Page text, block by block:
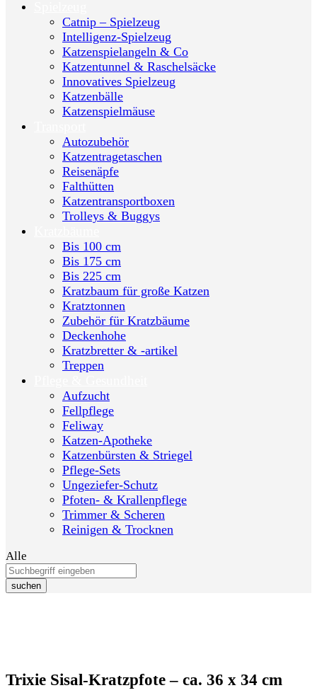
Catnip – Spielzeug
Intelligenz-Spielzeug
Katzenspielangeln & Co
Katzentunnel & Raschelsäcke
Innovatives Spielzeug
Katzenbälle
Katzenspielmäuse
Autozubehör
Katzentragetaschen
Reisenäpfe
Falthütten
Katzentransportboxen
Trolleys & Buggys
Bis 100 cm
Bis 175 cm
Bis 225 cm
Kratzbaum für große Katzen
Kratztonnen
Zubehör für Kratzbäume
Deckenhohe
Kratzbretter & -artikel
Treppen
Aufzucht
Fellpflege
Feliway
Katzen-Apotheke
Katzenbürsten & Striegel
Pflege-Sets
Ungeziefer-Schutz
Pfoten- & Krallenpflege
Trimmer & Scheren
Reinigen & Trocknen
Alle
suchen
Trixie Sisal-Kratzpfote – ca. 36 x 34 cm